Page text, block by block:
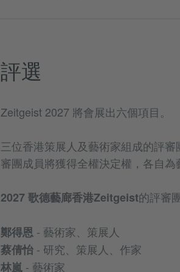
評選
Zeitgeist 2027 將會展出六個項目。
三位香港策展人及藝術家組成的評
審團成員將獲得全權決定權，各自為
2027 歌德藝廊香港Zeitgeist的評審
鄭得恩 - 藝術家、策展人
蔡倩怡- 研究、策展人、作家
林嵐 - 藝術家